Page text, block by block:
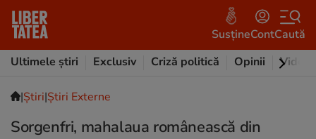
SusțineContCaută
Ultimele știri
Exclusiv Criză politică Opinii Video
|Ştiri|Știri Externe
Sorgenfri, mahalaua românească din